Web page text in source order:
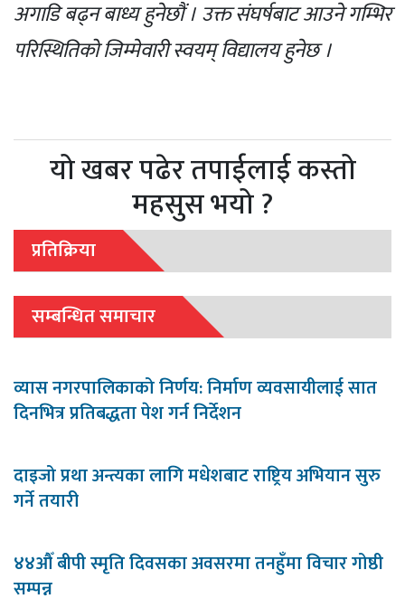
अगाडि बढ्न बाध्य हुनेछौं । उक्त संघर्षबाट आउने गम्भिर
परिस्थितिको जिम्मेवारी स्वयम् विद्यालय हुनेछ ।
यो खबर पढेर तपाईलाई कस्तो
महसुस भयो ?
प्रतिक्रिया
सम्बन्धित समाचार
व्यास नगरपालिकाको निर्णय: निर्माण व्यवसायीलाई सात
दिनभित्र प्रतिबद्धता पेश गर्न निर्देशन
दाइजो प्रथा अन्त्यका लागि मधेशबाट राष्ट्रिय अभियान सुरु
गर्ने तयारी
४४औँ बीपी स्मृति दिवसका अवसरमा तनहुँमा विचार गोष्ठी
सम्पन्न